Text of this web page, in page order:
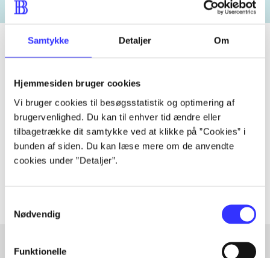
Samtykke Detaljer Om
Hjemmesiden bruger cookies
Vi bruger cookies til besøgsstatistik og optimering af
brugervenlighed. Du kan til enhver tid ændre eller
tilbagetrække dit samtykke ved at klikke på ”Cookies” i
bunden af siden. Du kan læse mere om de anvendte
cookies under ”Detaljer”.
Nødvendig
Funktionelle
Tidsskrift
Artiklen er en del af
lorem ipsum dolor sit amet ...
Tidsskrift
handler ofte om